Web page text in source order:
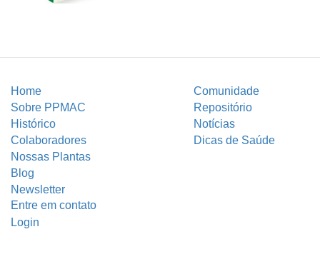
Home
Comunidade
Sobre PPMAC
Repositório
Histórico
Notícias
Colaboradores
Dicas de Saúde
Nossas Plantas
Blog
Newsletter
Entre em contato
Login